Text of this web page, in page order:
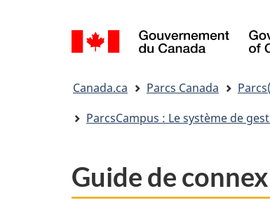
de
la
langue
ici&nbsp;:
Canada.ca Parcs Canada
ParcsCampus : Le système de
Guide de